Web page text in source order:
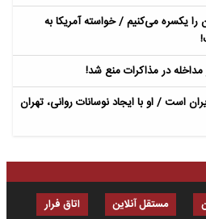
را یکسره می‌کنیم / خواسته آمریکا به
مداخله در مذاکرات منع شد!
است / او با ایجاد نوسانات روانی، تهران
مستقل آنلاین اتاق فرار